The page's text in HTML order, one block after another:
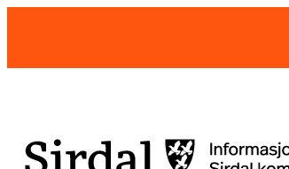
innhold